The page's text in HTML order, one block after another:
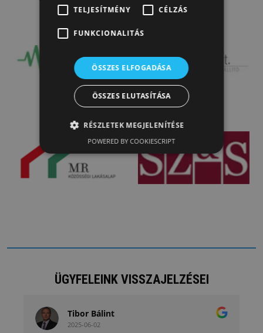
ÜGYFELEINK VISSZAJELZÉSEI
Tibor Bálint
2025-06-02
TELJESÍTMÉNY
CÉLZÁS
FUNKCIONALITÁS
ÖSSZES ELFOGADÁSA
ÖSSZES ELUTASÍTÁSA
RÉSZLETEK MEGJELENÍTÉSE
POWERED BY COOKIESCRIPT